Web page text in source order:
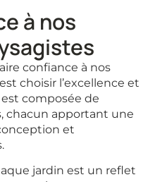
à nos
confiance à nos
choisir l’excellence et
composée de
chacun apportant une
et
jardin est un reflet